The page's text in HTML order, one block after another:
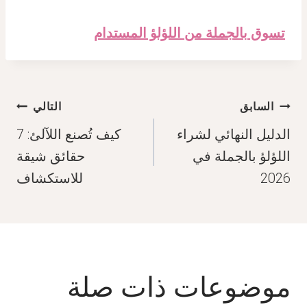
تسوق بالجملة من اللؤلؤ المستدام
تصفّح
المقالات
السابق
الدليل النهائي لشراء
اللؤلؤ بالجملة في
2026
التالي
كيف تُصنع اللآلئ: 7
حقائق شيقة
للاستكشاف
موضوعات ذات صلة